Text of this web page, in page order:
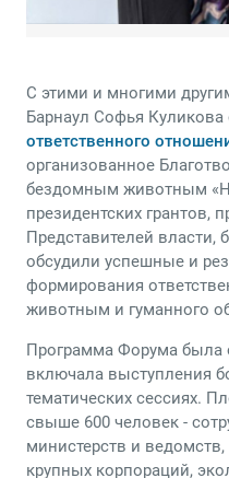
С этими и многими
Барнаул Софья Куликова
ответственного
организованное
бездомным животным
президентских грантов,
Представителей власти,
обсудили успешные и
формирования
животным и гуманного
Программа Форума была
включала выступления
тематических сессиях.
свыше 600 человек -
министерств и
крупных корпораций,